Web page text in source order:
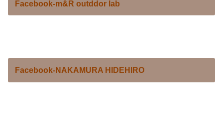
Facebook-m&R outddor lab
Facebook-NAKAMURA HIDEHIRO